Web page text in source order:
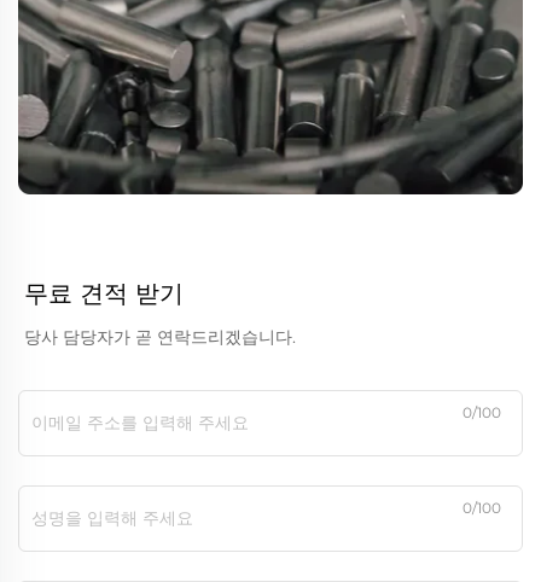
무료 견적 받기
당사 담당자가 곧 연락드리겠습니다.
0/100
0/100